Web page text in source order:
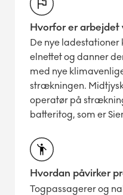
Hvorfor er arbejdet
De nye ladestationer
elnettet og danner
med nye
strækningen.
operatør på
batteritog, som er
Hvordan påvirker
Togpassagerer og